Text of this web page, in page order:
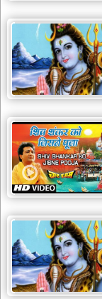
दयाल
भजन
lal
dayal
bhajans
शनि
देव
भजन
shani
dev
bhajans
आज
का
भजन
bhajan
of
day
भजन
जोड़ें
add